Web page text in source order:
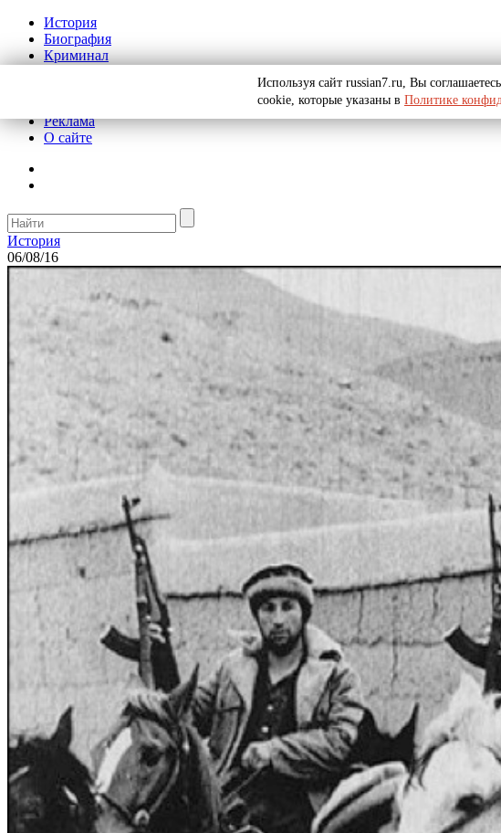
История
Биография
Криминал
Реклама
О сайте
История
06/08/16
Используя сайт russian7.ru, Вы
cookie, которые указаны в Политике